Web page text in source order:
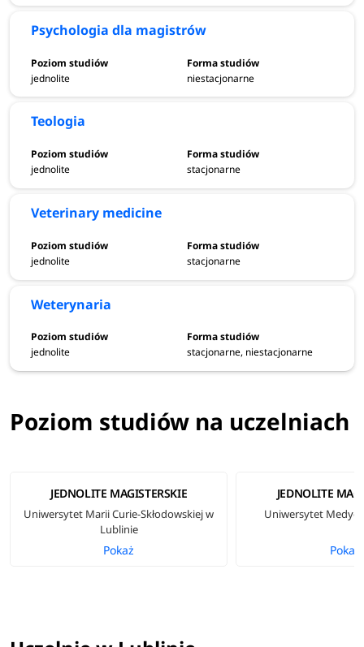
Psychologia dla magistrów
jednolite niestacjonarne
Teologia
jednolite stacjonarne
Veterinary medicine
jednolite stacjonarne
Weterynaria
jednolite stacjonarne, niestacjonarne
Poziom studiów na uczelniach
JEDNOLITE MAGISTERSKIE
Uniwersytet Marii Curie-Skłodowskiej w
Lublinie
Pokaż
JEDNOLITE
Uniwersytet
Pokaż